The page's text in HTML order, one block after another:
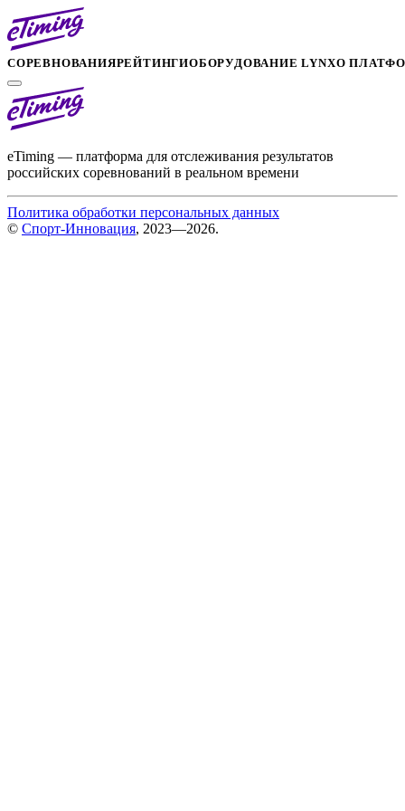
СОРЕВНОВАНИЯРЕЙТИНГИОБОРУДОВАНИЕ LYNXО
eTiming — платформа для отслеживания результатов
российских соревнований в реальном времени
Политика обработки персональных данных
© Спорт-Инновация, 2023—2026.